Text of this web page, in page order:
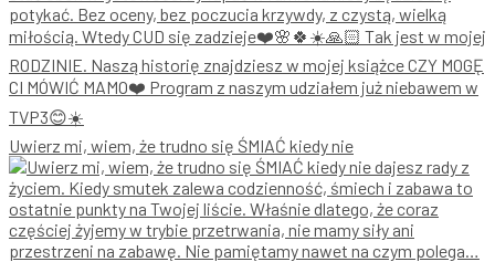
Uwierz mi, wiem, że trudno się ŚMIAĆ kiedy nie